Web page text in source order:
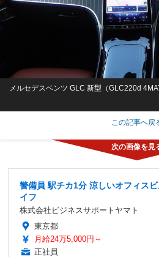
メルセデスベンツ GLC 新型（GLC220d
この記事へ戻
警備員 駅チカ1分 涼しいオフィス
イフ
株式会社ビジネスサポートヤマト
東京都
月給24万5,000円～
正社員